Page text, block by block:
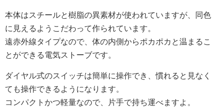
本体はスチールと樹脂の異素材が使われていますが、同色
に見えるようこだわって作られています。
遠赤外線タイプなので、体の内側からポカポカと温まるこ
とができる電気ストーブです。
ダイヤル式のスイッチは簡単に操作でき、慣れると見なく
ても操作できるようになります。
コンパクトかつ軽量なので、片手で持ち運べますよ。